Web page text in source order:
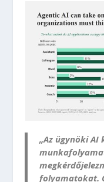
„Az ügynöki AI
folyamatokat.